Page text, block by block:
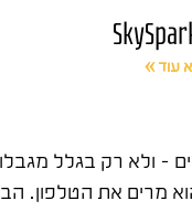
עוד »
– ולא רק בגלל
מרים את